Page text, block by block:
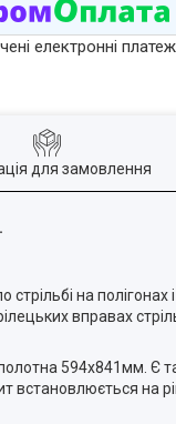
електронні
для замовлення
на полігонах і
вправах
594х841мм. Є
встановлюється на